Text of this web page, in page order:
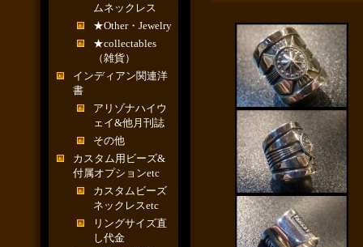
ムネックレス
★Other・Jewelry
★collectables
（雑貨）
インディアン関連洋
書
アリゾナハイウ
ェイ&他月刊誌
その他
カスタム用ビーズ&
付属オプションetc
カスタムビーズ
ネックレスetc
リングサイズ直
し代金